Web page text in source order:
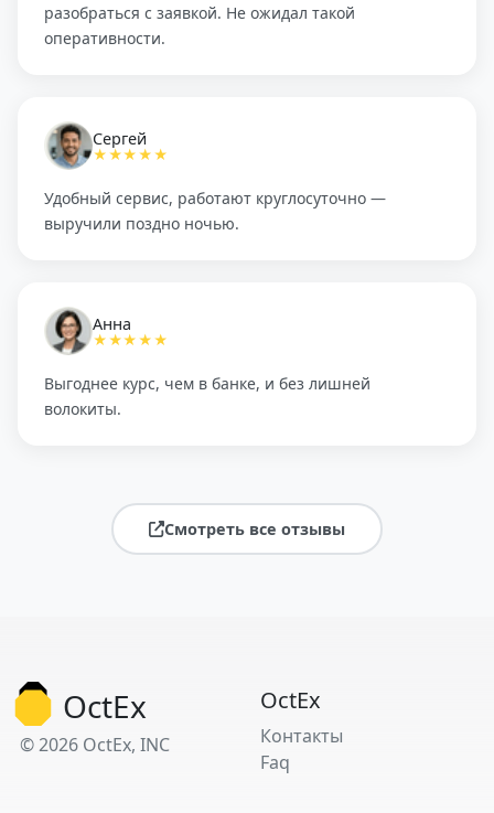
разобраться с заявкой. Не ожидал такой
оперативности.
Сергей
★★★★★
Удобный сервис, работают круглосуточно —
выручили поздно ночью.
Анна
★★★★★
Выгоднее курс, чем в банке, и без лишней
волокиты.
Смотреть все отзывы
OctEx
© 2026 OctEx, INC
OctEx
Контакты
Faq